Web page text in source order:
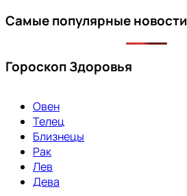
Самые популярные новости
Гороскоп Здоровья
Овен
Телец
Близнецы
Рак
Лев
Дева